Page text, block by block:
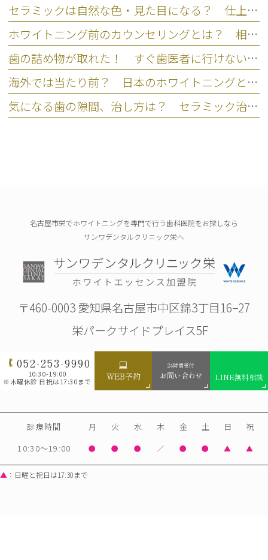
セラミックは自然な色・見た目になる？ 仕上がりの違いを左右するポイント
ホワイトニング前のカウンセリングとは？ 相談なしの注意点とリスク
歯の詰め物が取れた！ すぐ歯医者に行けない場合の応急処置と放置リスク
海外では当たり前？ 日本のホワイトニングとの違いを比較
気になる歯の隙間、治し方は？ セラミック治療という選択肢
名古屋市栄でホワイトニングを専門で行う歯科医院をお探しなら
サンワデンタルクリニック栄へ
〒460-0003 愛知県名古屋市中区錦3丁目16−27
栄パークサイドプレイス5F
052-253-9990
10:30-19:00
※木曜休診 日祝は17:30まで
WEB予約
24時間受付
お問い合わせ LINE無料相談
診療時間 月 火 水 木 金 土 日
祝
10:30～19:00
● ● ● ／ ● ● ▲ ▲
▲ ：日曜と祝日は17:30まで